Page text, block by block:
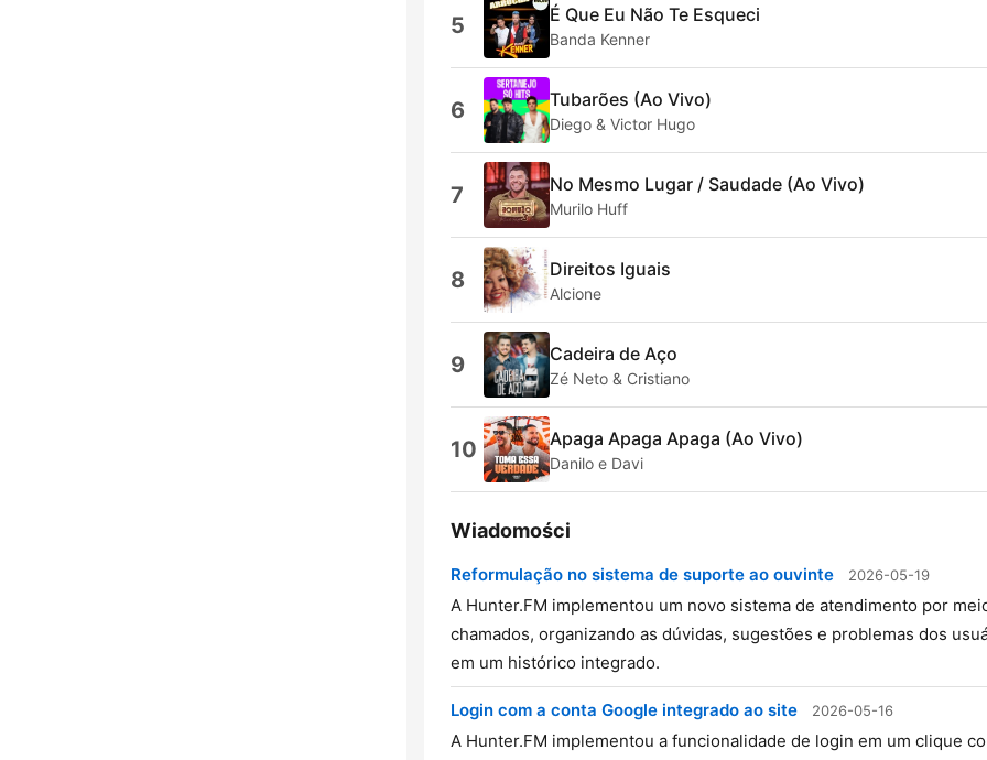
5 É Que Eu Não Te Esqueci
Banda Kenner
6 Tubarões (Ao Vivo)
Diego & Victor Hugo
7 No Mesmo Lugar / Saudade (Ao Vivo)
Murilo Huff
8 Direitos Iguais
Alcione
9 Cadeira de Aço
Zé Neto & Cristiano
10 Apaga Apaga Apaga (Ao Vivo)
Danilo e Davi
Wiadomości
Reformulação no sistema de suporte ao ouvinte 2026-05-19
A Hunter.FM implementou um novo sistema de atendimento por
chamados, organizando as dúvidas, sugestões e problemas dos
em um histórico integrado.
Login com a conta Google integrado ao site 2026-05-16
A Hunter.FM implementou a funcionalidade de login em um clique